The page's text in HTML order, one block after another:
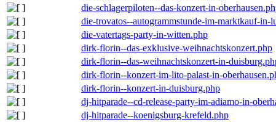
die-schlagerpiloten--das-konzert-in-
die-trovatos--autogrammstunde-im-marktkauf-in-
die-vatertags-party-in-witten.php
dirk-florin--das-exklusive-weihnachtskonzert.php
dirk-florin--das-weihnachtskonzert-in-
dirk-florin--konzert-im-lito-palast-in-
dirk-florin--konzert-in-duisburg.php
dj-hitparade--cd-release-party-im-adiamo-in-
dj-hitparade--koenigsburg-krefeld.php